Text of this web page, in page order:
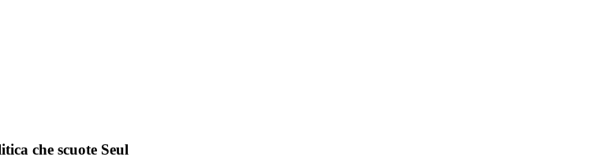
che scuote Seul